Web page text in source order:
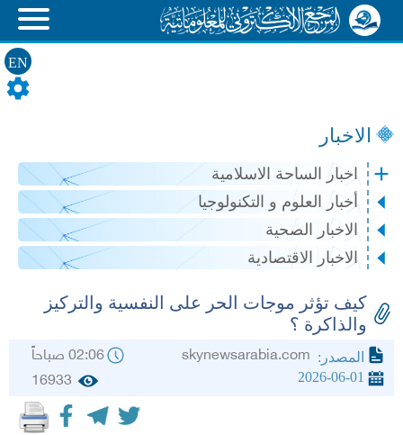
EN
الاخبار
اخبار الساحة الاسلامية
أخبار العلوم و التكنولوجيا
الاخبار الصحية
الاخبار الاقتصادية
كيف تؤثر موجات الحر على النفسية والتركيز
والذاكرة ؟
المصدر: 02:06 صباحاً
2026-06-01
16933